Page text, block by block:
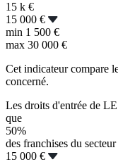
15 k €
15 000 €
min 1 500 €
max 30 000 €
Cet indicateur compare
concerné.
Les droits d'entrée de
que
50%
des franchises du
15 000 €